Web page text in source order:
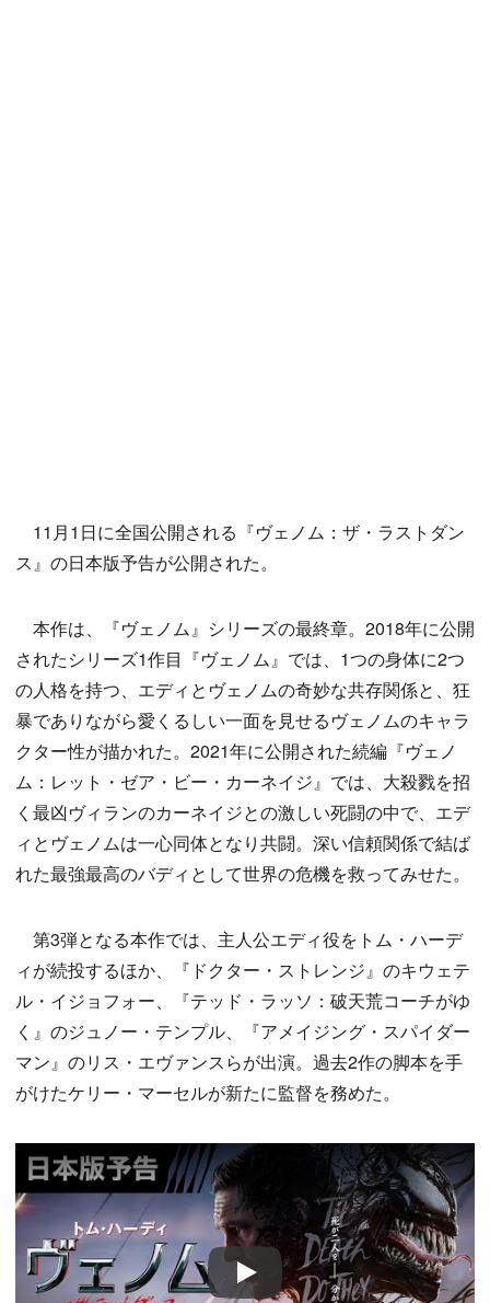
11月1日に全国公開される『ヴェノム：ザ・ラストダン
ス』の日本版予告が公開された。
本作は、『ヴェノム』シリーズの最終章。2018年に公開
されたシリーズ1作目『ヴェノム』では、1つの身体に2つ
の人格を持つ、エディとヴェノムの奇妙な共存関係と、狂
暴でありながら愛くるしい一面を見せるヴェノムのキャラ
クター性が描かれた。2021年に公開された続編『ヴェノ
ム：レット・ゼア・ビー・カーネイジ』では、大殺戮を招
く最凶ヴィランのカーネイジとの激しい死闘の中で、エデ
ィとヴェノムは一心同体となり共闘。深い信頼関係で結ば
れた最強最高のバディとして世界の危機を救ってみせた。
第3弾となる本作では、主人公エディ役をトム・ハーデ
ィが続投するほか、『ドクター・ストレンジ』のキウェテ
ル・イジョフォー、『テッド・ラッソ：破天荒コーチがゆ
く』のジュノー・テンプル、『アメイジング・スパイダー
マン』のリス・エヴァンスらが出演。過去2作の脚本を手
がけたケリー・マーセルが新たに監督を務めた。
Play